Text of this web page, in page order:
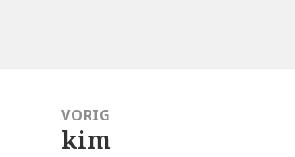
navigatieVORIG
Vorig
kim